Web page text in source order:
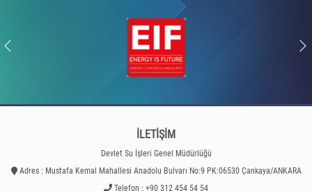
İLETİŞİM
Devlet Su İşleri Genel Müdürlüğü
Adres : Mustafa Kemal Mahallesi Anadolu Bulvarı No:9 PK:06530 Çankaya/ANKARA
Telefon : +90 312 454 54 54